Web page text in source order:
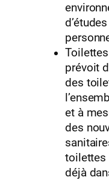
Toilettes
prévoit
des
et à
des
toilettes
déjà